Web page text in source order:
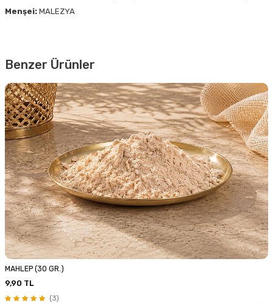
Menşei: MALEZYA
Benzer Ürünler
MAHLEP (30 GR.)
9,90 TL
(3)